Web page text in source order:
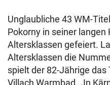
Unglaubliche 43 WM-
Pokorny in seiner langen
Altersklassen gefeiert.
Altersklassen die
spielt der 82-Jährige das
Villach Warmbad. „In